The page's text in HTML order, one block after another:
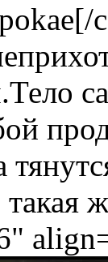
Тело